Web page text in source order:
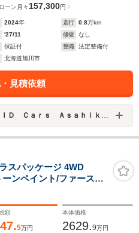
ーン 月々 157,300円
2024年 走行 0.8万km
'27/11 修復
なし
保証付 整備
法定整備付
北海道旭川市
見積依頼
Ａｓａｈｉｋａｗａ／（株）ＭＩＤ北海道
スパッケージ 4WD
ンペイント/ファースト
リングボック
ター
額
5万円
本体価格
2629.9万円